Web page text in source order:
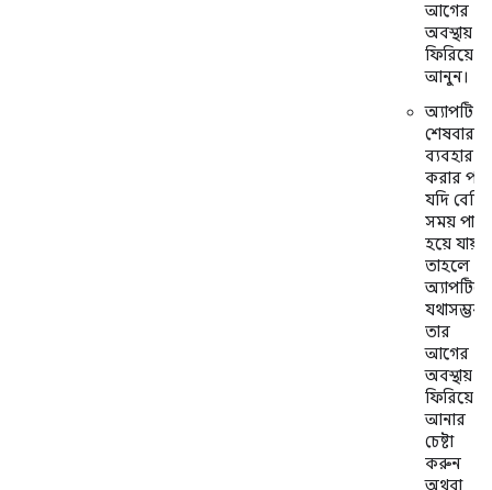
আগের
অবস্থায়
ফিরিয়ে
আনুন।
অ্যাপটি
শেষবার
ব্যবহার
করার পর
যদি বেশি
সময় পার
হয়ে যায়,
তাহলে
অ্যাপটিকে
যথাসম্ভব
তার
আগের
অবস্থায়
ফিরিয়ে
আনার
চেষ্টা
করুন
অথবা